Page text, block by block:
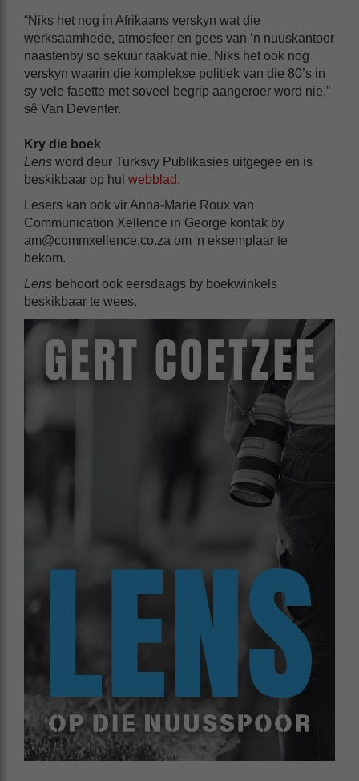
“Niks het nog in Afrikaans verskyn wat die
werksaamhede, atmosfeer en gees van ‘n nuuskantoor
naastenby so sekuur raakvat nie. Niks het ook nog
verskyn waarin die komplekse politiek van die 80’s in
sy vele fasette met soveel begrip aangeroer word nie,”
sê Van Deventer.
Kry die boek
Lens word deur Turksvy Publikasies uitgegee en is
beskikbaar op hul webblad.
Lesers kan ook vir Anna-Marie Roux van
Communication Xellence in George kontak by
am@commxellence.co.za om 'n eksemplaar te
bekom.
Lens behoort ook eersdaags by boekwinkels
beskikbaar te wees.